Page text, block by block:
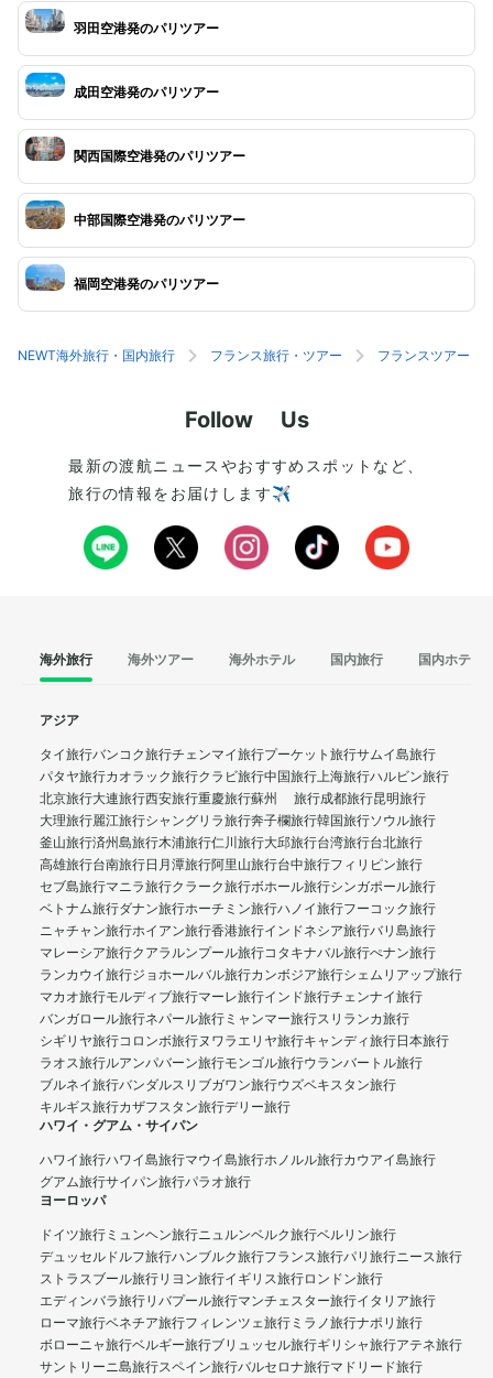
羽田空港発のパリツアー
成田空港発のパリツアー
関西国際空港発のパリツアー
中部国際空港発のパリツアー
福岡空港発のパリツアー
NEWT海外旅行・国内旅行 フランス旅行・ツアー フランスツアー
Follow Us
最新の渡航ニュースやおすすめスポットなど、
旅行の情報をお届けします✈️
海外旅行 海外ツアー 海外ホテル 国内旅行 国内ホテル
アジア
タイ旅行バンコク旅行チェンマイ旅行プーケット旅行サムイ島旅行
パタヤ旅行カオラック旅行クラビ旅行中国旅行上海旅行ハルビン旅行
北京旅行大連旅行西安旅行重慶旅行蘇州 旅行成都旅行昆明旅行
大理旅行麗江旅行シャングリラ旅行奔子欄旅行韓国旅行ソウル旅行
釜山旅行済州島旅行木浦旅行仁川旅行大邱旅行台湾旅行台北旅行
高雄旅行台南旅行日月潭旅行阿里山旅行台中旅行フィリピン旅行
セブ島旅行マニラ旅行クラーク旅行ボホール旅行シンガポール旅行
ベトナム旅行ダナン旅行ホーチミン旅行ハノイ旅行フーコック旅行
ニャチャン旅行ホイアン旅行香港旅行インドネシア旅行バリ島旅行
マレーシア旅行クアラルンプール旅行コタキナバル旅行ぺナン旅行
ランカウイ旅行ジョホールバル旅行カンボジア旅行シェムリアップ旅行
マカオ旅行モルディブ旅行マーレ旅行インド旅行チェンナイ旅行
バンガロール旅行ネパール旅行 ミャンマー旅行スリランカ旅行
シギリヤ旅行コロンボ旅行ヌワラエリヤ旅行キャンディ旅行日本旅行
ラオス旅行ルアンパバーン旅行モンゴル旅行ウランバートル旅行
ブルネイ旅行バンダルスリブガワン旅行ウズベキスタン旅行
キルギス旅行カザフスタン旅行デリー旅行
ハワイ・グアム・サイパン
ハワイ旅行ハワイ島旅行マウイ島旅行ホノルル旅行カウアイ島旅行
グアム旅行サイパン旅行パラオ旅行
ヨーロッパ
ドイツ旅行 ミュンヘン旅行ニュルンベルク旅行ベルリン旅行
デュッセルドルフ旅行ハンブルク旅行フランス旅行パリ旅行ニース旅行
ストラスブール旅行リヨン旅行イギリス旅行ロンドン旅行
エディンバラ旅行リバプール旅行マンチェスター旅行イタリア旅行
ローマ旅行ベネチア旅行フィレンツェ旅行 ミラノ旅行ナポリ旅行
ボローニャ旅行ベルギー旅行ブリュッセル旅行ギリシャ旅行アテネ旅行
サントリーニ島旅行スペイン旅行バルセロナ旅行マドリード旅行